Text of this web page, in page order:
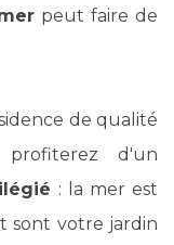
peut faire de
de qualité
profiterez d'un
: la mer est
sont votre jardin